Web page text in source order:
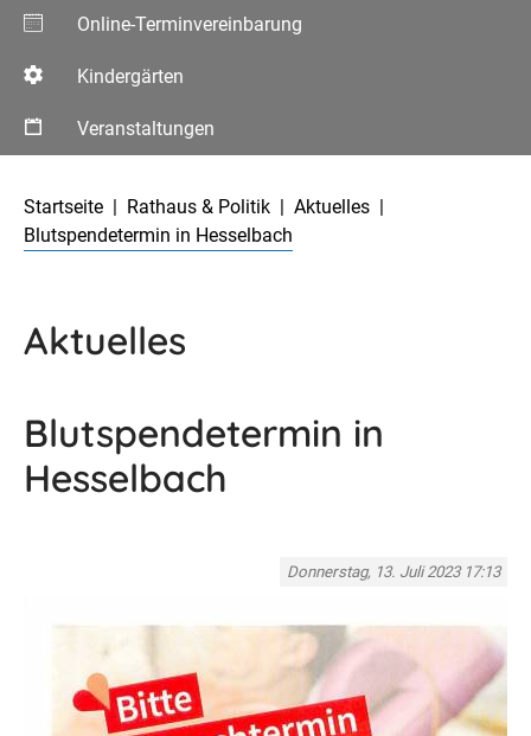
Online-Terminvereinbarung
Kindergärten
Veranstaltungen
Startseite
Rathaus & Politik
Aktuelles
Blutspendetermin in Hesselbach
Aktuelles
Blutspendetermin in
Hesselbach
Donnerstag, 13. Juli 2023 17:13